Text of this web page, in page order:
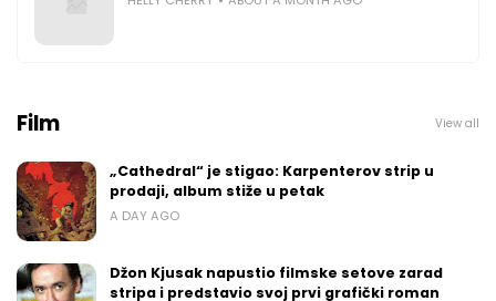
Film View all
„Cathedral“ je stigao: Karpenterov strip u
prodaji, album stiže u petak
A DAY AGO
Džon Kjusak napustio filmske setove zarad
stripa i predstavio svoj prvi grafički roman